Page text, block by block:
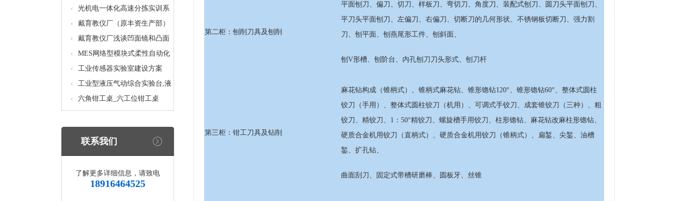
台_工业机器人基础应用实训考
核设备
光机电一体化高速分拣实训系
统_光机电一体化高速分拣实验
实训设备
戴育教仪厂（原丰资生产部）
助力春季高教仪器展
戴育教仪厂浅谈凹面镜和凸面
镜的区别之处
MES网络型模块式柔性自动化
生产线实验系统(八站)_模块柔
性自动化生产线教学实训设备
工业传感器实验室建设方案
工业型液压气动综合实验台,液
压气动综合实训台
六角钳工桌_六工位钳工桌
联系我们
了解更多详细信息，请致电
18916464525
第二柜：刨削刀具及刨削
平面刨刀、偏刀、切刀、样板刀、弯切刀、角度刀、装配式刨刀、圆刀头平面刨刀、
平刀头平面刨刀、左偏刀、右偏刀、切断刀的几何形状、不锈钢板切断刀、强力割
刀、刨平面、刨燕尾形工件、刨斜面、
刨V形槽、刨阶台、内孔刨刀刀头形式、刨刀杆
第三柜：钳工刀具及钻削
麻花钻构成（锥柄式）、锥柄式麻花钻、锥形锪钻120°、锥形锪钻60°、整体式圆柱
铰刀（手用）、整体式圆柱铰刀（机用）、可调式手铰刀、成套锥铰刀（三种）、粗
铰刀、精铰刀、1：50°精铰刀、螺旋槽手用铰刀、柱形锪钻、麻花钻改麻柱形锪钻、
硬质合金机用铰刀（直柄式）、硬质合金机用铰刀（锥柄式）、扁錾、尖錾、油槽
錾、扩孔钻、
曲面刮刀、固定式带槽研磨棒、圆板牙、丝锥